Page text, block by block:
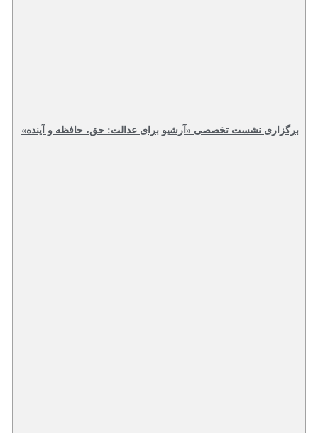
برگزاری نشست تخصصی «آرشیو برای عدالت: حق، حافظه و آینده»